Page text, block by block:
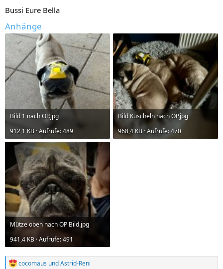
Bussi Eure Bella
Anhänge
Bild 1 nach OP.jpg
912,1 KB · Aufrufe: 489
Bild Kuscheln nach OP.jpg
968,4 KB · Aufrufe: 470
Mütze oben nach OP Bild.jpg
941,4 KB · Aufrufe: 491
R cocomaus undAstrid-Reni